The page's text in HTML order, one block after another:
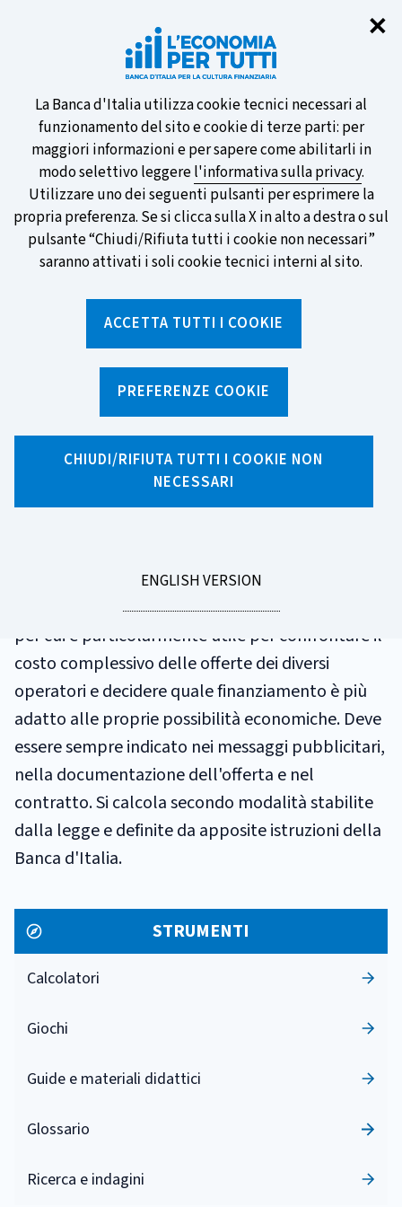
✕
Informativa
sui
cookie
La Banca d'Italia utilizza cookie tecnici necessari al
funzionamento del sito e cookie di terze parti: per
maggiori informazioni e per sapere come abilitarli in
modo selettivo leggerel'informativa sulla privacy.
Utilizzare uno dei seguenti pulsanti per esprimere la
propria preferenza. Se si clicca sulla X in alto a destra o sul
pulsante “Chiudi/Rifiuta tutti i cookie non necessari”
saranno attivati i soli cookie tecnici interni al sito.
ACCETTA TUTTI I COOKIE
PREFERENZE COOKIE
CHIUDI/RIFIUTA TUTTI I COOKIE NON
NECESSARI
GO
ENGLISH VERSION
Partecipa al sondaggio della BCE
sulle nuove banconote e vota la tua
preferita!
SCOPRI DI PIÙ
GLOSSARIO
TAEG
percentuale annua sul credito concesso.
Comprende gli interessi e tutte le altre spese,
per cui è particolarmente utile per confrontare il
costo complessivo delle offerte dei diversi
operatori e decidere quale finanziamento è più
adatto alle proprie possibilità economiche. Deve
essere sempre indicato nei messaggi pubblicitari,
nella documentazione dell'offerta e nel
contratto. Si calcola secondo modalità stabilite
dalla legge e definite da apposite istruzioni della
Banca d'Italia.
STRUMENTI
Calcolatori
Giochi
Guide e materiali didattici
Glossario
Ricerca e indagini